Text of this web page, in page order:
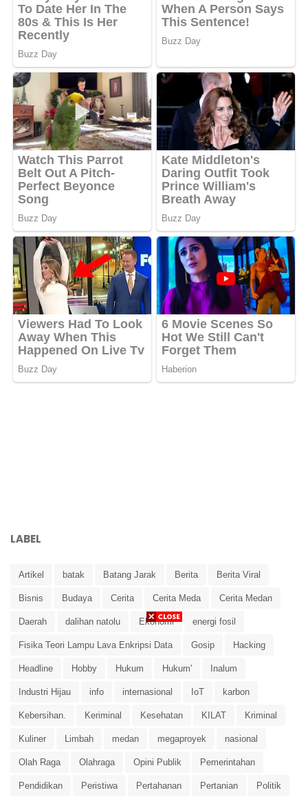
LABEL
Artikel batak Batang Jarak Berita Berita Viral
Bisnis Budaya Cerita Cerita Meda Cerita Medan
Daerah dalihan natolu Ekonomi energi fosil
Fisika Teori Lampu Lava Enkripsi Data Gosip Hacking
Headline Hobby Hukum Hukum' Inalum
Industri Hijau info internasional IoT karbon
Kebersihan. Keriminal Kesehatan KILAT Kriminal
Kuliner Limbah medan megaproyek nasional
Olah Raga Olahraga Opini Publik Pemerintahan
Pendidikan Peristiwa Pertahanan Pertanian Politik